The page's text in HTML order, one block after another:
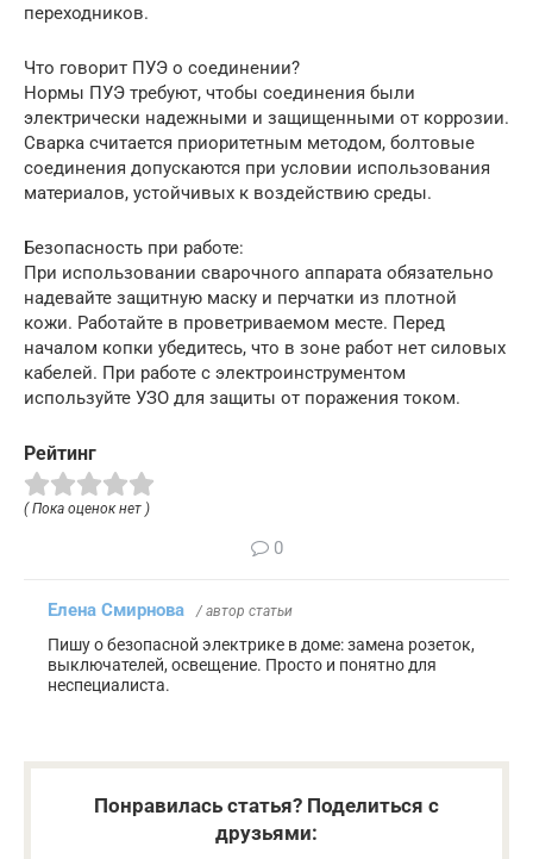
переходников.
Что говорит ПУЭ о соединении?
Нормы ПУЭ требуют, чтобы соединения были
электрически надежными и защищенными от коррозии.
Сварка считается приоритетным методом, болтовые
соединения допускаются при условии использования
материалов, устойчивых к воздействию среды.
Безопасность при работе:
При использовании сварочного аппарата обязательно
надевайте защитную маску и перчатки из плотной
кожи. Работайте в проветриваемом месте. Перед
началом копки убедитесь, что в зоне работ нет силовых
кабелей. При работе с электроинструментом
используйте УЗО для защиты от поражения током.
Рейтинг
( Пока оценок нет )
0
Елена Смирнова / автор статьи
Пишу о безопасной электрике в доме: замена розеток,
выключателей, освещение. Просто и понятно для
неспециалиста.
Понравилась статья? Поделиться с
друзьями: